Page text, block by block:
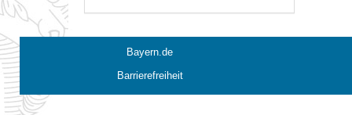
Bayern.de
Barrierefreiheit